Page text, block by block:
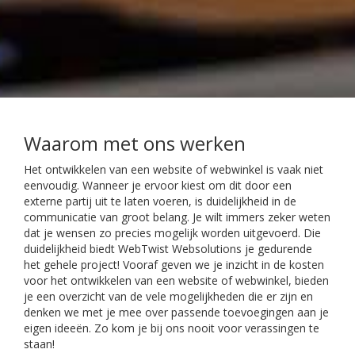
Waarom met ons werken
Het ontwikkelen van een website of webwinkel is vaak niet
eenvoudig. Wanneer je ervoor kiest om dit door een
externe partij uit te laten voeren, is duidelijkheid in de
communicatie van groot belang. Je wilt immers zeker weten
dat je wensen zo precies mogelijk worden uitgevoerd. Die
duidelijkheid biedt WebTwist Websolutions je gedurende
het gehele project! Vooraf geven we je inzicht in de kosten
voor het ontwikkelen van een website of webwinkel, bieden
je een overzicht van de vele mogelijkheden die er zijn en
denken we met je mee over passende toevoegingen aan je
eigen ideeën. Zo kom je bij ons nooit voor verassingen te
staan!